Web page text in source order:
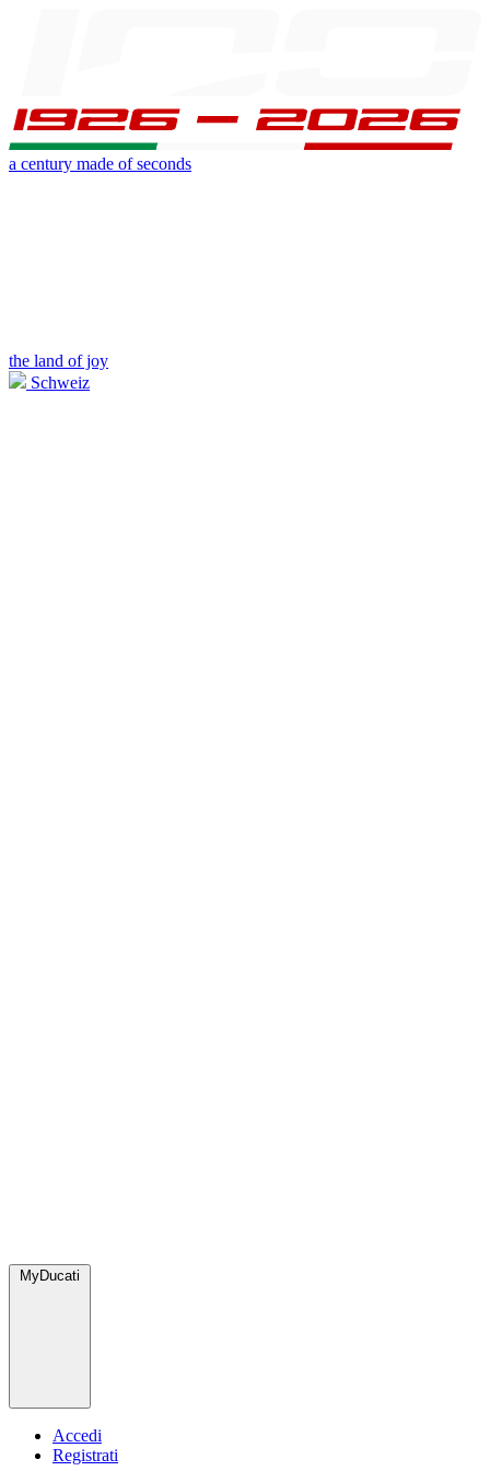
a century made of seconds
the land of joy
Schweiz
MyDucati
Accedi
Registrati